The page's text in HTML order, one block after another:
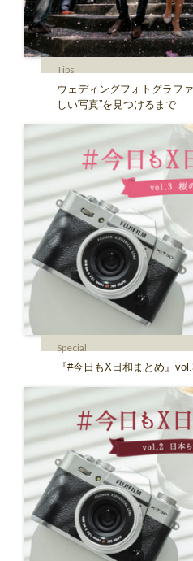
Tips
ウェディングフォトグラフ
しい写真”を見つけるまで
Special
『#今日もX日和まとめ』